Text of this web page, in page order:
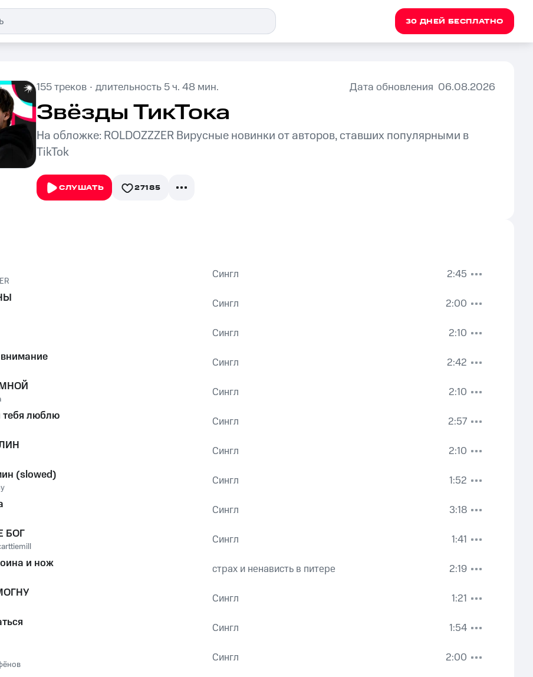
30 ДНЕЙ БЕСПЛАТНО
155треков · длительность 5 ч. 48 мин. Дата обновления 06.08.2026
Звёзды ТикТока
На обложке: ROLDOZZZER Вирусные новинки от авторов, ставших популярными в
TikTok
СЛУШАТЬ 27185
Сингл
2:45
Сингл
2:00
Сингл
2:10
внимание
Сингл
2:42
Сингл
2:10
тебя люблю
Сингл
2:57
Сингл
2:10
(slowed)
Сингл
1:52
Сингл
3:18
БОГ
Сингл
1:41
и нож
страх и ненависть в питере
2:19
Сингл
1:21
Сингл
1:54
Сингл
2:00